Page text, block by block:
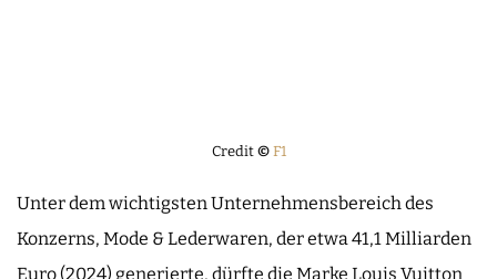
Credit © F1
Unter dem wichtigsten Unternehmensbereich des
Konzerns, Mode & Lederwaren, der etwa 41,1 Milliarden
Euro (2024) generierte, dürfte die Marke Louis Vuitton